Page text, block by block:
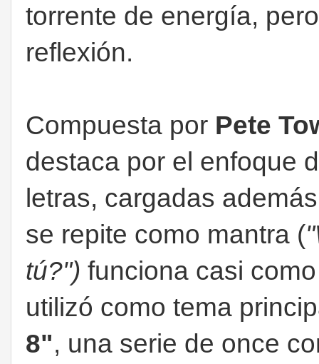
torrente de energía,
reflexión.
Compuesta por Pete
destaca por el enfoque
letras, cargadas
se repite como mantra (
tú?") funciona casi
utilizó como tema
8", una serie de once